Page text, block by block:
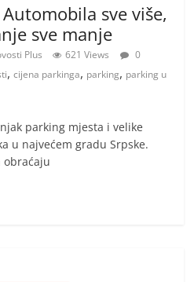
sve više,
sve manje
Plus 621 Views
0
,cijena parkinga, parking, parking u
parking mjesta i velike
u najvećem gradu Srpske.
obraćaju